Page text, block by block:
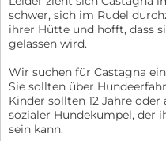
schwer, sich im Rudel
ihrer Hütte und hofft, dass
gelassen wird.
Wir suchen für Castagna
Sie sollten über
Kinder sollten 12 Jahre
sozialer Hundekumpel, der
sein kann.